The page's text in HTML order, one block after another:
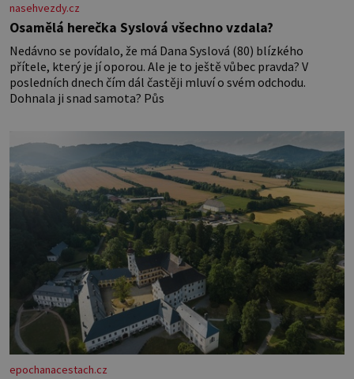
nasehvezdy.cz
Osamělá herečka Syslová všechno vzdala?
Nedávno se povídalo, že má Dana Syslová (80) blízkého
přítele, který je jí oporou. Ale je to ještě vůbec pravda? V
posledních dnech čím dál častěji mluví o svém odchodu.
Dohnala ji snad samota? Půs
epochanacestach.cz